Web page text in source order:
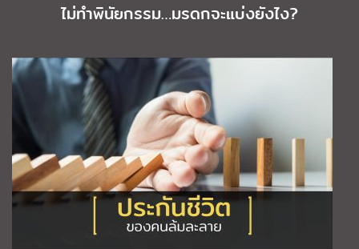
ไม่ทำพินัยกรรม…มรดกจะแบ่งยังไง?